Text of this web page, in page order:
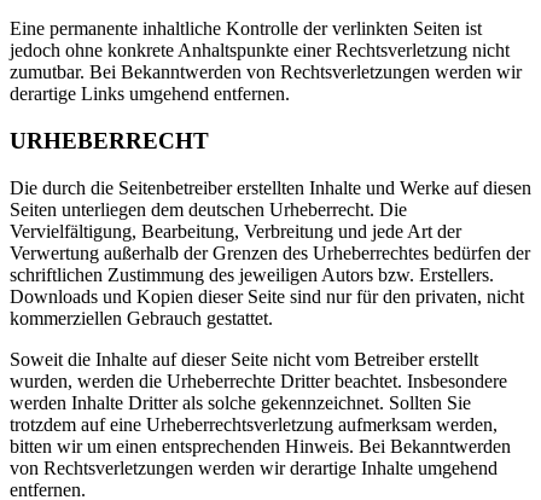
Eine permanente inhaltliche Kontrolle der verlinkten Seiten ist
jedoch ohne konkrete Anhaltspunkte einer Rechtsverletzung nicht
zumutbar. Bei Bekanntwerden von Rechtsverletzungen werden wir
derartige Links umgehend entfernen.
URHEBERRECHT
Die durch die Seitenbetreiber erstellten Inhalte und Werke auf diesen
Seiten unterliegen dem deutschen Urheberrecht. Die
Vervielfältigung, Bearbeitung, Verbreitung und jede Art der
Verwertung außerhalb der Grenzen des Urheberrechtes bedürfen der
schriftlichen Zustimmung des jeweiligen Autors bzw. Erstellers.
Downloads und Kopien dieser Seite sind nur für den privaten, nicht
kommerziellen Gebrauch gestattet.
Soweit die Inhalte auf dieser Seite nicht vom Betreiber erstellt
wurden, werden die Urheberrechte Dritter beachtet. Insbesondere
werden Inhalte Dritter als solche gekennzeichnet. Sollten Sie
trotzdem auf eine Urheberrechtsverletzung aufmerksam werden,
bitten wir um einen entsprechenden Hinweis. Bei Bekanntwerden
von Rechtsverletzungen werden wir derartige Inhalte umgehend
entfernen.